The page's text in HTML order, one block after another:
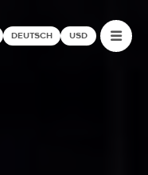
DEUTSCH USD